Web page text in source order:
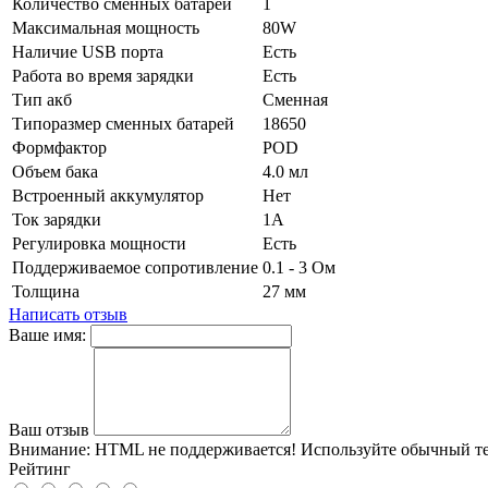
Максимальная мощность
80W
Наличие USB порта
Есть
Работа во время зарядки
Есть
Тип акб
Сменная
Типоразмер сменных батарей
18650
Формфактор
POD
Объем бака
4.0 мл
Встроенный аккумулятор
Нет
Ток зарядки
1А
Регулировка мощности
Есть
Поддерживаемое сопротивление 0.1 - 3 Ом
Толщина
27 мм
Написать отзыв
Ваше имя:
Ваш отзыв
Внимание: HTML не поддерживается! Используйте обычный
Рейтинг